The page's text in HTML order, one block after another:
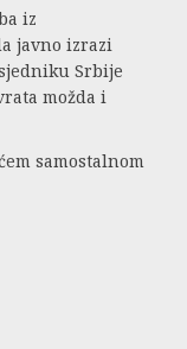
iz
javno izrazi
Srbije
možda i
samostalnom